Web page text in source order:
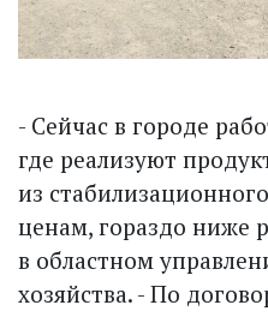
- Сейчас в городе
где реализуют
из
ценам, гораздо ниже
в областном
хозяйства. - По